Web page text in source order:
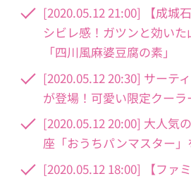
[2020.05.12 21:00] 【成城
シビレ感！ガツンと効い
「四川風麻婆豆腐の素」
[2020.05.12 20:30] サーテ
が登場！可愛い限定クー
[2020.05.12 20:00] 大人気
座「おうちパンマスター
[2020.05.12 18:00] 【ファ